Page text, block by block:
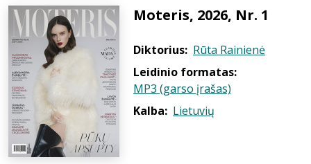
Moteris, 2026, Nr. 1
Diktorius: Rūta Rainienė
Leidinio formatas:
MP3 (garso įrašas)
Kalba: Lietuvių